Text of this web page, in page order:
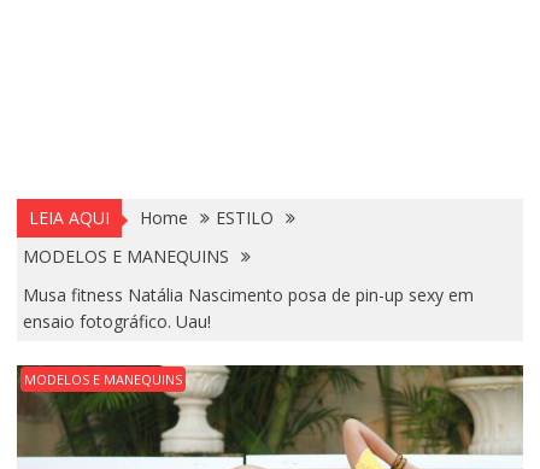
LEIA AQUI Home
ESTILO
MODELOS E MANEQUINS
Musa fitness Natália Nascimento posa de pin-up sexy em
ensaio fotográfico. Uau!
MODELOS E MANEQUINS